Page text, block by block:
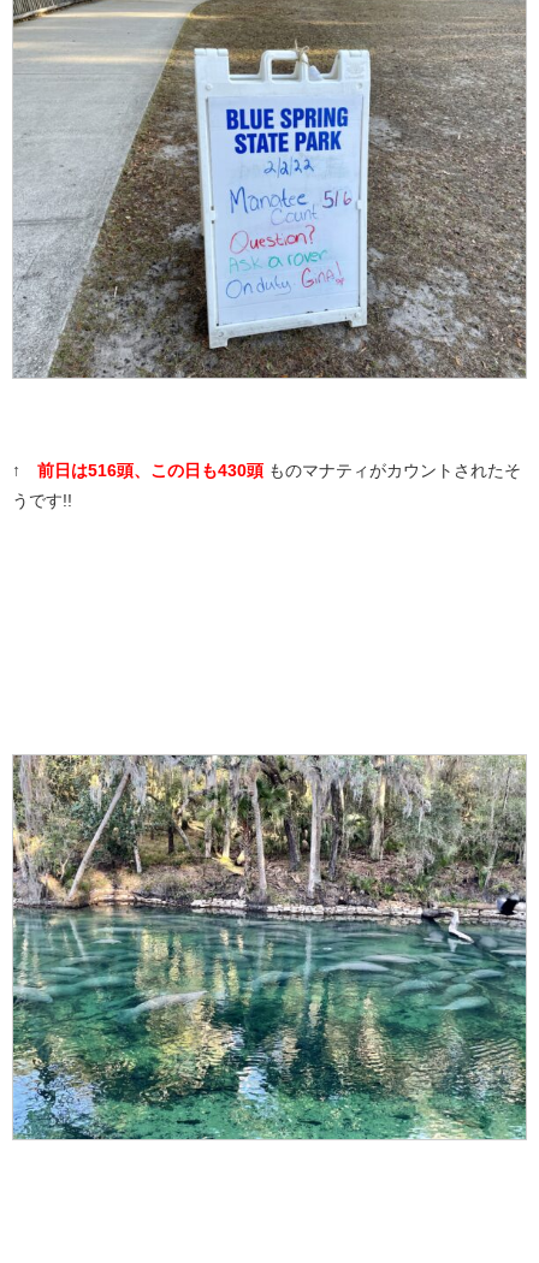
↑ 前日は516頭、この日も430頭 ものマナティがカウントされたそ
うです!!